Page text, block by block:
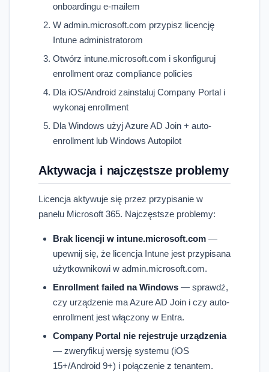
onboardingu e-mailem
W admin.microsoft.com przypisz licencję
Intune administratorom
Otwórz intune.microsoft.com i skonfiguruj
enrollment oraz compliance policies
Dla iOS/Android zainstaluj Company Portal i
wykonaj enrollment
Dla Windows użyj Azure AD Join + auto-
enrollment lub Windows Autopilot
Aktywacja i najczęstsze problemy
Licencja aktywuje się przez przypisanie w
panelu Microsoft 365. Najczęstsze problemy:
Brak licencji w intune.microsoft.com —
upewnij się, że licencja Intune jest przypisana
użytkownikowi w admin.microsoft.com.
Enrollment failed na Windows — sprawdź,
czy urządzenie ma Azure AD Join i czy auto-
enrollment jest włączony w Entra.
Company Portal nie rejestruje urządzenia
— zweryfikuj wersję systemu (iOS
15+/Android 9+) i połączenie z tenantem.